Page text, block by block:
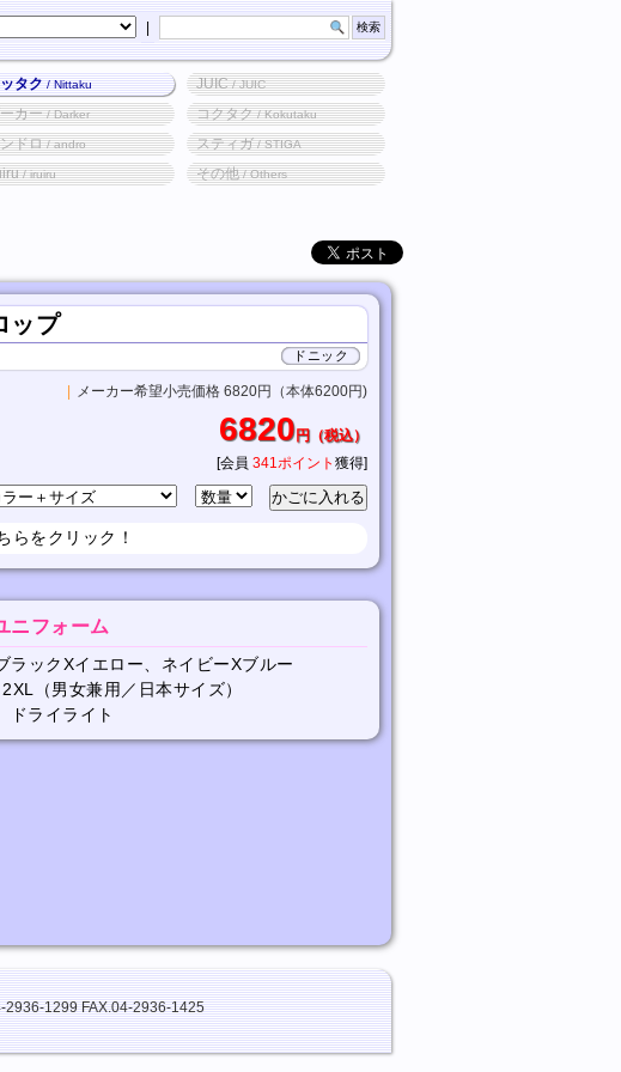
タク/ Nittaku JUIC/ JUIC
カー/ Darker コクタク/ Kokutaku
ドロ/ andro スティガ/ STIGA
/ iruiru その他/ Others
ップ
ドニック
メーカー希望小売価格 6820円（本体6200円)
6820円（税込）
[会員 341ポイント 獲得]
らをクリック！
ニフォーム
ラックXイエロー、ネイビーXブルー
（男女兼用／日本サイズ）
ライライト
2936-1299 FAX.04-2936-1425